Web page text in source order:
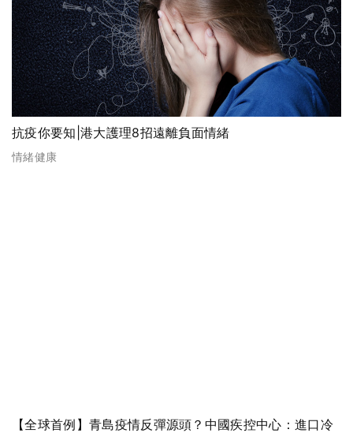
抗疫你要知|港大護理8招遠離負面情緒⠀
情緒健康
【全球首例】青島疫情反彈源頭？中國疾控中心：進口冷